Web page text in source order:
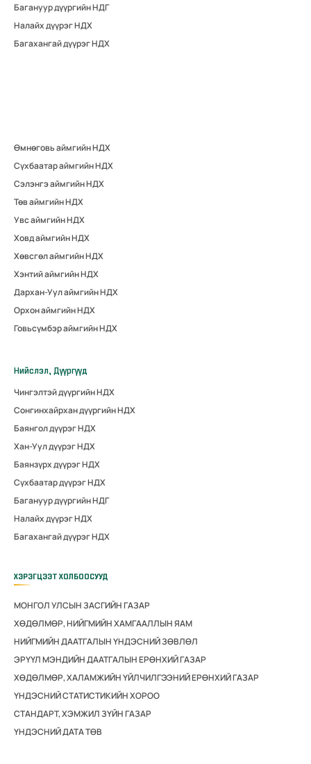
Багануур дүүргийн НДГ
Налайх дүүрэг НДХ
Багахангай дүүрэг НДХ
Өмнөговь аймгийн НДХ
Сүхбаатар аймгийн НДХ
Сэлэнгэ аймгийн НДХ
Төв аймгийн НДХ
Увс аймгийн НДХ
Ховд аймгийн НДХ
Хөвсгөл аймгийн НДХ
Хэнтий аймгийн НДХ
Дархан-Уул аймгийн НДХ
Орхон аймгийн НДХ
Говьсүмбэр аймгийн НДХ
Нийслэл, Дүүргүүд
Чингэлтэй дүүргийн НДХ
Сонгинхайрхан дүүргийн НДХ
Баянгол дүүрэг НДХ
Хан-Уул дүүрэг НДХ
Баянзүрх дүүрэг НДХ
Сүхбаатар дүүрэг НДХ
Багануур дүүргийн НДГ
Налайх дүүрэг НДХ
Багахангай дүүрэг НДХ
ХЭРЭГЦЭЭТ ХОЛБООСУУД
МОНГОЛ УЛСЫН ЗАСГИЙН ГАЗАР
ХӨДӨЛМӨР, НИЙГМИЙН ХАМГААЛЛЫН ЯАМ
НИЙГМИЙН ДААТГАЛЫН ҮНДЭСНИЙ ЗӨВЛӨЛ
ЭРҮҮЛ МЭНДИЙН ДААТГАЛЫН ЕРӨНХИЙ ГАЗАР
ХӨДӨЛМӨР, ХАЛАМЖИЙН ҮЙЛЧИЛГЭЭНИЙ ЕРӨНХИЙ ГАЗАР
ҮНДЭСНИЙ СТАТИСТИКИЙН ХОРОО
СТАНДАРТ, ХЭМЖИЛ ЗҮЙН ГАЗАР
ҮНДЭСНИЙ ДАТА ТӨВ